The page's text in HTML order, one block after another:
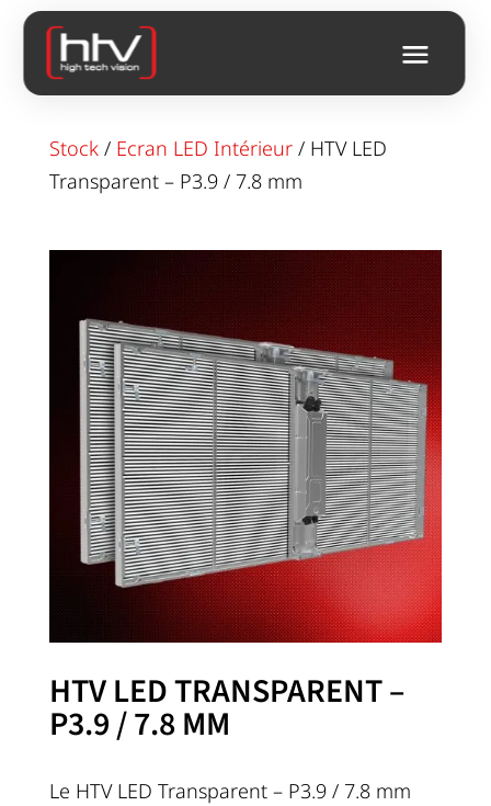
Stock/ Ecran LED Intérieur/ HTV LED
Transparent – P3.9 / 7.8 mm
HTV LED TRANSPARENT –
P3.9 / 7.8 MM
Le HTV LED Transparent – P3.9 / 7.8 mm